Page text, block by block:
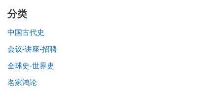
分类
中国古代史
会议-讲座-招聘
全球史-世界史
名家鸿论